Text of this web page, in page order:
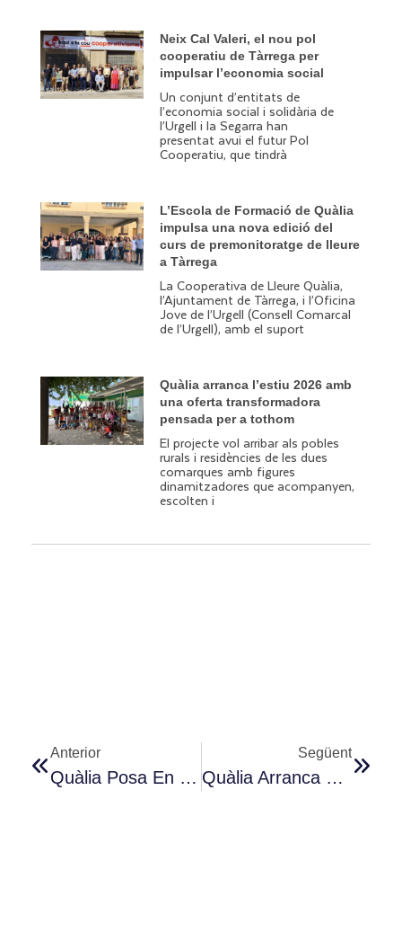
Neix Cal Valeri, el nou pol
cooperatiu de Tàrrega per
impulsar l’economia social
Un conjunt d’entitats de
l’economia social i solidària de
l’Urgell i la Segarra han
presentat avui el futur Pol
Cooperatiu, que tindrà
L’Escola de Formació de Quàlia
impulsa una nova edició del
curs de premonitoratge de lleure
a Tàrrega
La Cooperativa de Lleure Quàlia,
l’Ajuntament de Tàrrega, i l’Oficina
Jove de l’Urgell (Consell Comarcal
de l’Urgell), amb el suport
Quàlia arranca l’estiu 2026 amb
una oferta transformadora
pensada per a tothom
El projecte vol arribar als pobles
rurals i residències de les dues
comarques amb figures
dinamitzadores que acompanyen,
escolten i
Anterior
Quàlia Posa En Marxa El Projecte EnBelliment Per Combatre La Soledat No Desitjada De Les Persones Grans A L’Urgell I La Segarra
Següent
Quàlia Arranca L’estiu 2026 Amb Una Oferta Transformadora Pensada Per A Tothom